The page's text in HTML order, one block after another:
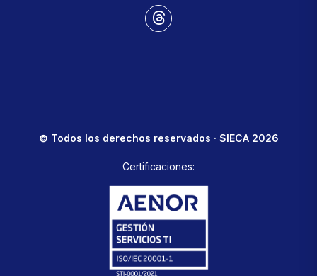
© Todos los derechos reservados · SIECA 2026
Certificaciones: